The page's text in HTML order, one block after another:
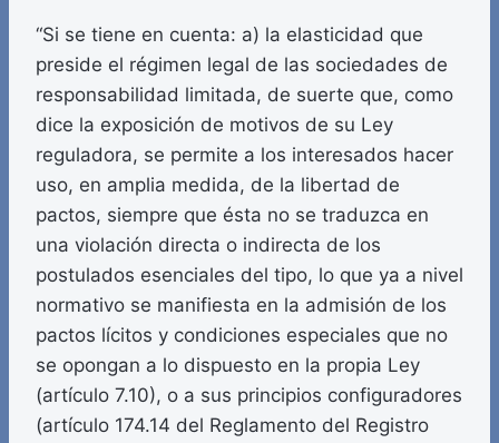
“Si se tiene en cuenta: a) la elasticidad que
preside el régimen legal de las sociedades de
responsabilidad limitada, de suerte que, como
dice la exposición de motivos de su Ley
reguladora, se permite a los interesados hacer
uso, en amplia medida, de la libertad de
pactos, siempre que ésta no se traduzca en
una violación directa o indirecta de los
postulados esenciales del tipo, lo que ya a nivel
normativo se manifiesta en la admisión de los
pactos lícitos y condiciones especiales que no
se opongan a lo dispuesto en la propia Ley
(artículo 7.10), o a sus principios configuradores
(artículo 174.14 del Reglamento del Registro